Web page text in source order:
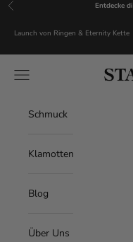
Zum Inhalt springen
Zurück Entdecke
Launch von Ringen & Eternity Kette
Menü
Schmuck
Klamotten
Blog
Über Uns